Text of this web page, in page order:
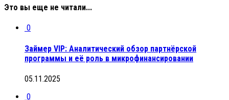
Это вы еще не читали...
0
Займер VIP: Аналитический обзор партнёрской
программы и её роль в микрофинансировании
05.11.2025
0